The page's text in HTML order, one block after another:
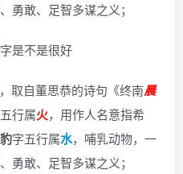
勇敢、足智多谋之义；
是不是很好
取自董思恭的诗句《终南晨
行属火，用作人名意指希
豹字五行属水，哺乳动物，一
勇敢、足智多谋之义；